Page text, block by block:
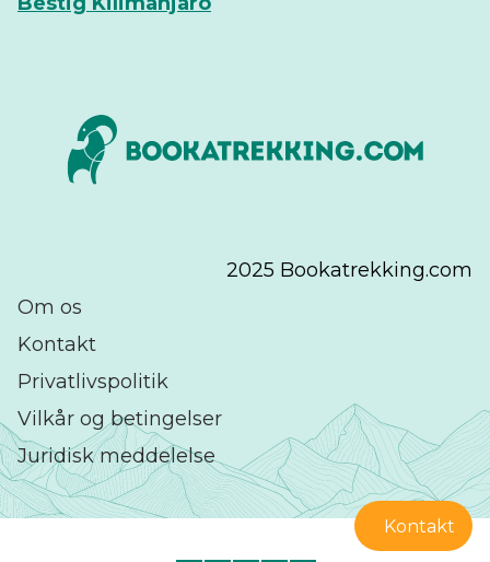
2025 Bookatrekking.com
Om os
Kontakt
Privatlivspolitik
Vilkår og betingelser
Juridisk meddelelse
Kontakt